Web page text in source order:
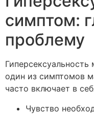
симптом:
проблему
один из симптомов
часто включает в
Чувство